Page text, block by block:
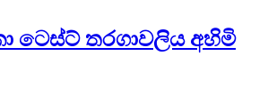
ටෙස්ට් තරගාවලිය අහිමි